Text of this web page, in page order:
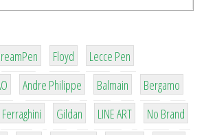
1 2
Floyd
2
Lecce Pen
1
Andre Philippe
4
Balmain
26
Bergamo
4
Ferraghini
42
Gildan
4
LINE ART
90
No Brand
2 22 15 43